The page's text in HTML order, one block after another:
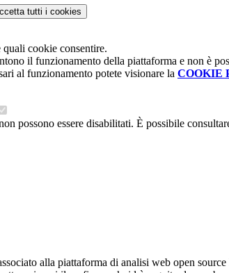
tutti i cookies
quali cookie consentire.
il funzionamento della piattaforma e non è
al funzionamento potete visionare la COOKIE
possono essere disabilitati. È possibile
alla piattaforma di analisi web open